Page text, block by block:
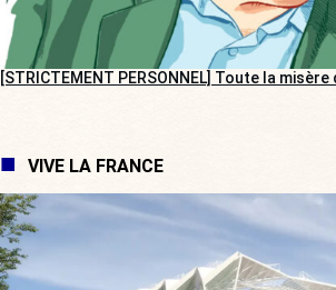
[STRICTEMENT PERSONNEL] Toute la
VIVE LA FRANCE